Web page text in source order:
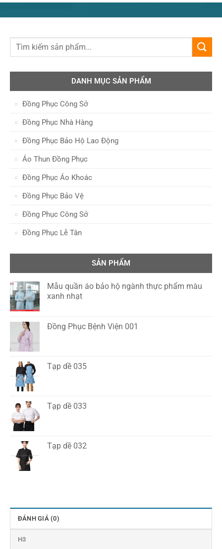
DANH MỤC SẢN PHẨM
Đồng Phục Công Sở
Đồng Phục Nhà Hàng
Đồng Phục Bảo Hộ Lao Động
Áo Thun Đồng Phục
Đồng Phục Áo Khoác
Đồng Phục Bảo Vệ
Đồng Phục Công Sở
Đồng Phục Lễ Tân
SẢN PHẨM
Mẫu quần áo bảo hộ ngành thực phẩm màu
xanh nhạt
Đồng Phục Bệnh Viện 001
Tạp dề 035
Tạp dề 033
Tạp dề 032
ĐÁNH GIÁ (0)
H3